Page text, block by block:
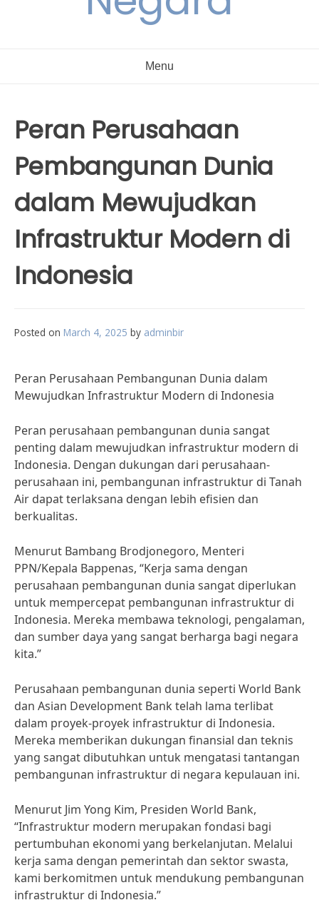
Menu
Peran Perusahaan
Pembangunan Dunia
dalam Mewujudkan
Infrastruktur Modern di
Indonesia
Posted on March 4, 2025 by adminbir
Peran Perusahaan Pembangunan Dunia dalam
Mewujudkan Infrastruktur Modern di Indonesia
Peran perusahaan pembangunan dunia sangat
penting dalam mewujudkan infrastruktur modern di
Indonesia. Dengan dukungan dari perusahaan-
perusahaan ini, pembangunan infrastruktur di Tanah
Air dapat terlaksana dengan lebih efisien dan
berkualitas.
Menurut Bambang Brodjonegoro, Menteri
PPN/Kepala Bappenas, “Kerja sama dengan
perusahaan pembangunan dunia sangat diperlukan
untuk mempercepat pembangunan infrastruktur di
Indonesia. Mereka membawa teknologi, pengalaman,
dan sumber daya yang sangat berharga bagi negara
kita.”
Perusahaan pembangunan dunia seperti World Bank
dan Asian Development Bank telah lama terlibat
dalam proyek-proyek infrastruktur di Indonesia.
Mereka memberikan dukungan finansial dan teknis
yang sangat dibutuhkan untuk mengatasi tantangan
pembangunan infrastruktur di negara kepulauan ini.
Menurut Jim Yong Kim, Presiden World Bank,
“Infrastruktur modern merupakan fondasi bagi
pertumbuhan ekonomi yang berkelanjutan. Melalui
kerja sama dengan pemerintah dan sektor swasta,
kami berkomitmen untuk mendukung pembangunan
infrastruktur di Indonesia.”